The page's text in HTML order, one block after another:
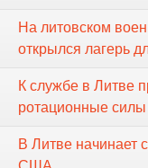
На литовском
открылся лагерь
К службе в Литве
ротационные
В Литве начинает